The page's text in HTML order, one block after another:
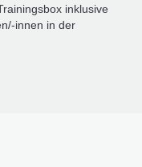
inklusive
innen in der